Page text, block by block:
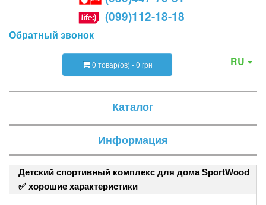
(099)112-18-18
Обратный звонок
RU
0 товар(ов) - 0 грн
Каталог
Информация
Детский спортивный комплекс для дома SportWood
✅ хорошие характеристики